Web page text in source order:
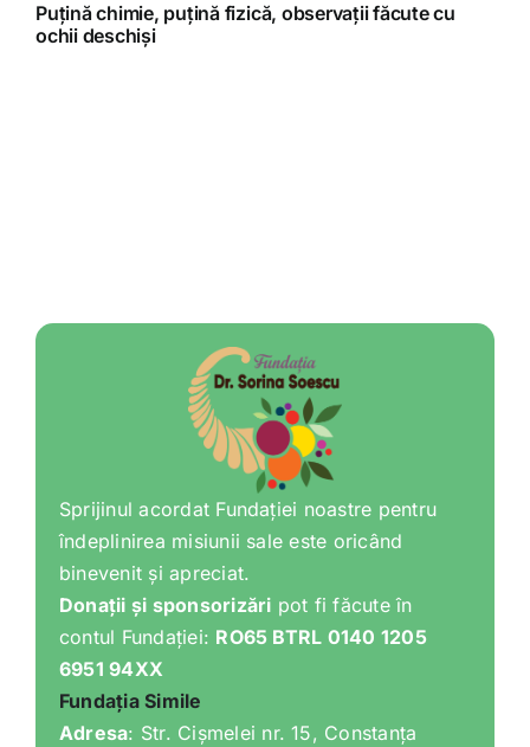
Puțină chimie, puțină fizică, observații făcute cu
ochii deschiși
Sprijinul acordat Fundației noastre pentru
îndeplinirea misiunii sale este oricând
binevenit și apreciat.
Donații și sponsorizări pot fi făcute în
contul Fundației: RO65 BTRL 0140 1205
6951 94XX
Fundația Simile
Adresa: Str. Cișmelei nr. 15, Constanța